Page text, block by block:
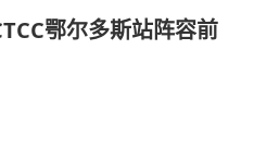
鄂尔多斯站阵容前